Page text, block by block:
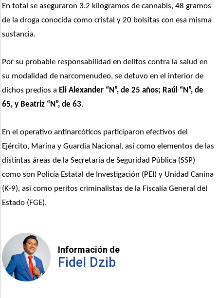
En total se aseguraron 3.2 kilogramos de cannabis, 48 gramos
de la droga conocida como cristal y 20 bolsitas con esa misma
sustancia.
Por su probable responsabilidad en delitos contra la salud en
su modalidad de narcomenudeo, se detuvo en el interior de
dichos predios a Eli Alexander “N”, de 25 años; Raúl “N”, de
65, y Beatriz “N”, de 63.
En el operativo antinarcóticos participaron efectivos del
Ejército, Marina y Guardia Nacional, así como elementos de las
distintas áreas de la Secretaría de Seguridad Pública (SSP)
como son Policía Estatal de Investigación (PEI) y Unidad Canina
(K-9), así como peritos criminalistas de la Fiscalía General del
Estado (FGE).
Información de
Fidel Dzib